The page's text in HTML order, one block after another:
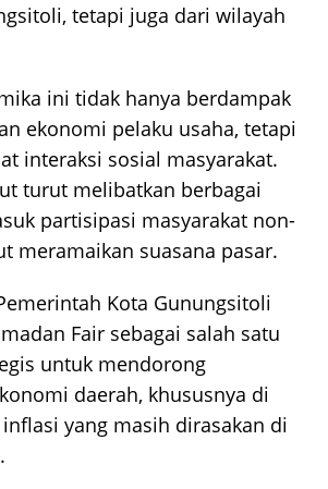
tetapi juga dari wilayah
ini tidak hanya berdampak
ekonomi pelaku usaha, tetapi
interaksi sosial masyarakat.
turut melibatkan berbagai
partisipasi masyarakat non-
meramaikan suasana pasar.
Kota Gunungsitoli
Fair sebagai salah satu
untuk mendorong
daerah, khususnya di
yang masih dirasakan di